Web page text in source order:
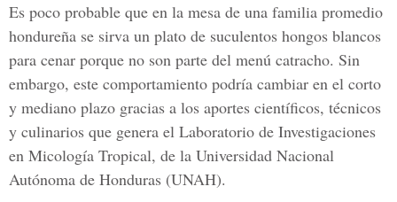
Es poco probable que en la mesa de una familia promedio
hondureña se sirva un plato de suculentos hongos blancos
para cenar porque no son parte del menú catracho. Sin
embargo, este comportamiento podría cambiar en el corto
y mediano plazo gracias a los aportes científicos, técnicos
y culinarios que genera el Laboratorio de Investigaciones
en Micología Tropical, de la Universidad Nacional
Autónoma de Honduras (UNAH).